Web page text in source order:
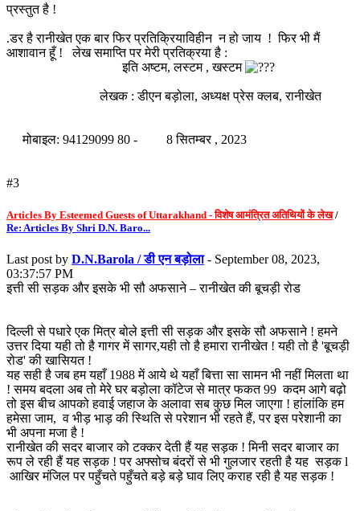
प्रस्तुत है !
.डर है रानीखेत एक बार फिर प्रतिक्रियाविहीन न हो जाय ! फिर भी मैं
आशावान हूँ ! लेख समाप्ति पर मेरी प्रतिक्रया है :
इति अष्टम, लस्टम , खस्टम
लेखक : डीएन बड़ोला, अध्यक्ष प्रेस क्लब, रानीखेत
मोबाइल: 94129099 80 - 8 सितम्बर , 2023
#3
Articles By Esteemed Guests of Uttarakhand - विशेष आमंत्रित अतिथियों के लेख/
Re: Articles By Shri D.N. Baro...
Last post by D.N.Barola / डी एन बड़ोला - September 08, 2023,
03:37:57 PM
इत्ती सी सड़क और इसके भी सौ अफसाने – रानीखेत की बूचड़ी रोड
दिल्ली से पधारे एक मित्र बोले इत्ती सी सड़क और इसके सौ अफसाने ! हमने
उत्तर दिया यही तो है गागर में सागर,यही तो है हमारा रानीखेत ! यही तो है 'बूचड़ी
रोड' की खासियत !
यह सही है जब हम यहाँ 1988 में आये थे यहाँ बित्ता सा सामन भी नहीं मिलता था
! समय बदला अब तो मेरे घर बड़ोला कॉटेज से मात्र फकत 99 कदम आगे बढ़ो
तो इस बीच आपको हवाई जहाज के अलावा सब कुछ मिल जाएगा ! हांलांकि हम
हमेसा जाम, व भीड़ भाड़ की स्थिति से परेशान भी रहते हैं, पर इस परेशानी का
भी अपना मजा है !
रानीखेत की सदर बाजार को टक्कर देती हैं यह सड़क ! मिनी सदर बाजार का
रूप ले रही हैं यह सड़क ! पर अफ्सोच बंदरों से भी गुलजार रहती है यह सड़क l
आखिर मंजिल पर पहुँचते पहुँचते बड़े बड़े घाव लिए कराह रही है यह सड़क !